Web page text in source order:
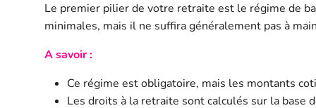
Le premier pilier de votre retraite est le régime de
minimales, mais il ne suffira généralement pas à
A savoir :
Ce régime est obligatoire, mais les montants
Les droits à la retraite sont calculés sur la base